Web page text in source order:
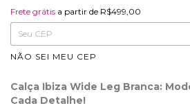
R$499,00
Entregas para o CEP:
Frete grátis a partir de R$499,00
NÃO SEI MEU CEP
Calça Ibiza Wide Leg Branca:
Cada Detalhe!